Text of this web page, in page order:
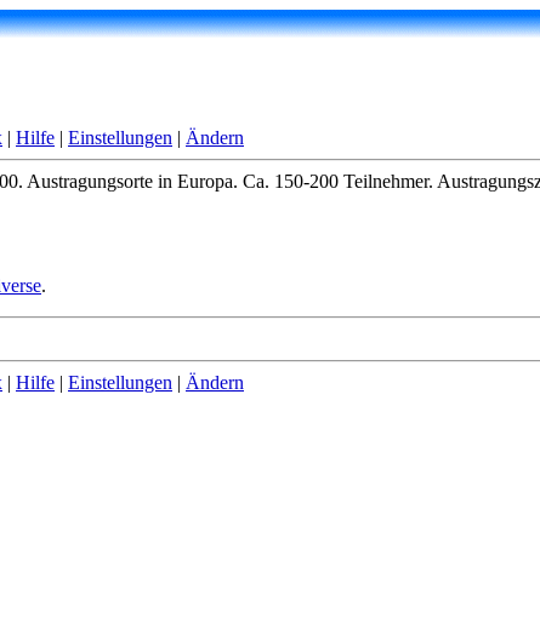
| Hilfe | Einstellungen | Ändern
Austragungsorte in Europa. Ca. 150-200 Teilnehmer.
.
| Hilfe | Einstellungen | Ändern